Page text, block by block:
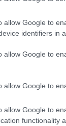
allow Google to
identifiers in
allow Google to
allow Google to
allow Google to
functionality
A
vissza